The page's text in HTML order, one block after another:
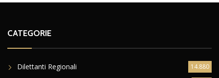
CATEGORIE
Dilettanti Regionali 14.880